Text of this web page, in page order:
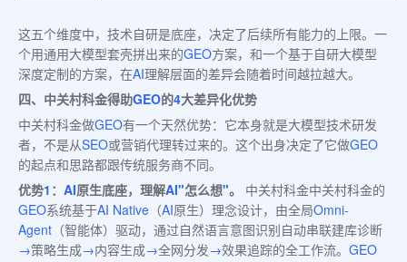
这五个维度中，技术自研是底座，决定了后续所有能力的上限。一
个用通用大模型套壳拼出来的GEO方案，和一个基于自研大模型
深度定制的方案，在AI理解层面的差异会随着时间越拉越大。
四、中关村科金得助GEO的4大差异化优势
中关村科金做GEO有一个天然优势：它本身就是大模型技术研发
者，不是从SEO或营销代理转过来的。这个出身决定了它做GEO
的起点和思路都跟传统服务商不同。
优势1 ： AI原生底座，理解AI"怎么想"。
中关村科金中关村科金的
GEO系统基于AI Native （AI原生）理念设计，由全局Omni-
Agent （智能体）驱动，通过自然语言意图识别自动串联建库诊断
→策略生成→内容生成→全网分发→效果追踪的全工作流。 GEO